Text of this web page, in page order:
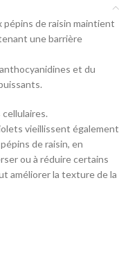
pépins de raisin maintient
une barrière
et du
vieillissent également
de raisin, en
ou à réduire certains
améliorer la texture de la